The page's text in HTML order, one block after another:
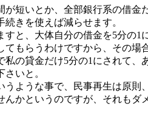
短いとか、全部銀行系の借
きを使えば減らせます。
と、大体自分の借金を5分の
もらうわけですから、その
の貸金だけ5分の1にされて
いと。
ような事で、民事再生は原
かというのですが、それもダ